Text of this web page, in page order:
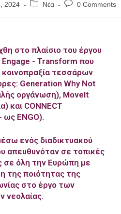
2024 Νέα 0 Comments
στο πλαίσιο του έργου
- Transform που
κοινοπραξία τεσσάρων
Generation Why Not
οργάνωση), Movelt
και CONNECT
ως ENGO).
ενός διαδικτυακού
απευθυνόταν σε τοπικές
σε όλη την Ευρώπη με
της ποιότητας της
στο έργο των
νεολαίας.